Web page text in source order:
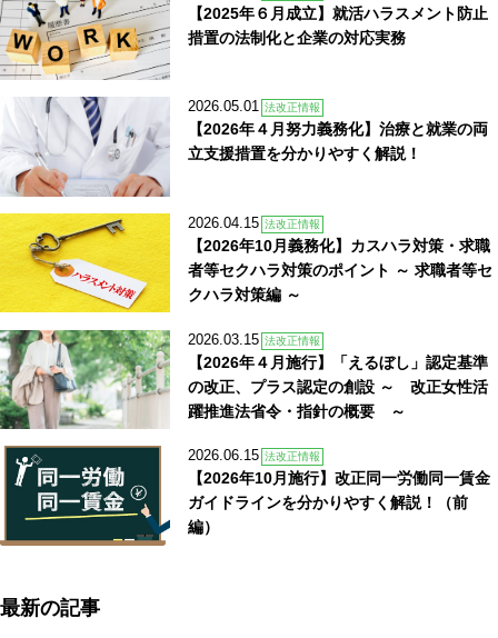
【2025年６月成立】就活ハラスメント防止
措置の法制化と企業の対応実務
2026.05.01 法改正情報
【2026年４月努力義務化】治療と就業の両
立支援措置を分かりやすく解説！
2026.04.15 法改正情報
【2026年10月義務化】カスハラ対策・求職
者等セクハラ対策のポイント ～ 求職者等セ
クハラ対策編 ～
2026.03.15 法改正情報
【2026年４月施行】「えるぼし」認定基準
の改正、プラス認定の創設 ～ 改正女性活
躍推進法省令・指針の概要 ～
2026.06.15 法改正情報
【2026年10月施行】改正同一労働同一賃金
ガイドラインを分かりやすく解説！（前
編）
最新の記事